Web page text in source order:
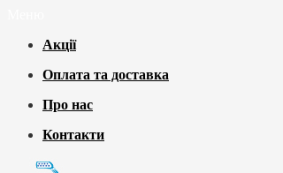
Акції
Оплата та доставка
Про нас
Контакти